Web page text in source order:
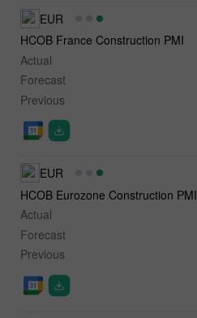
EUR
HCOB France Construction PMI
Actual
Forecast
Previous
EUR
HCOB Eurozone Construction PMI
Actual
Forecast
Previous